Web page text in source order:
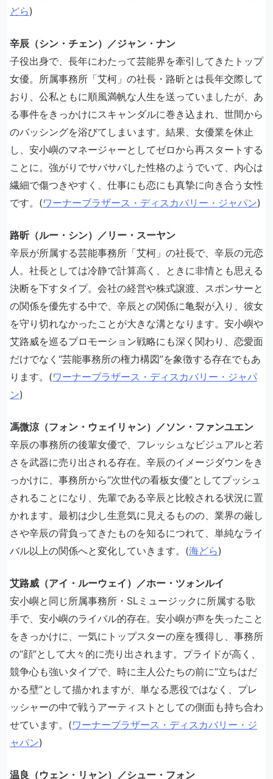
どら)
辛辰（シン・チェン）／ジャン・ナン
子役出身で、長年にわたって芸能界を牽引してきたトップ
女優。所属事務所「艾柯」の社長・路昕とは長年交際して
おり、公私ともに順風満帆な人生を送っていましたが、あ
る事件をきっかけにスキャンダルに巻き込まれ、世間から
のバッシングを浴びてしまいます。結果、女優業を休止
し、安小嶼のマネージャーとしてゼロから再スタートする
ことに。強がりでサバサバした性格のようでいて、内心は
繊細で傷つきやすく、仕事にも恋にも真摯に向き合う女性
です。(ワーナーブラザース・ディスカバリー・ジャパン)
路昕（ルー・シン）／リー・スーヤン
辛辰が所属する芸能事務所「艾柯」の社長で、辛辰の元恋
人。社長としては冷静で計算高く、ときに非情とも思える
決断を下すタイプ。会社の経営や株式譲渡、スポンサーと
の関係を優先する中で、辛辰との関係に亀裂が入り、彼女
を守り切れなかったことが大きな溝となります。安小嶼や
艾路威を巡るプロモーション戦略にも深く関わり、恋愛面
だけでなく“芸能事務所の権力構図”を象徴する存在でもあ
ります。(ワーナーブラザース・ディスカバリー・ジャパ
ン)
馮微涼（フォン・ウェイリャン）／ソン・ファンユエン
辛辰の事務所の後輩女優で、フレッシュなビジュアルと若
さを武器に売り出される存在。辛辰のイメージダウンをき
っかけに、事務所から“次世代の看板女優”としてプッシュ
されることになり、先輩である辛辰と比較される状況に置
かれます。最初は少し生意気に見えるものの、業界の厳し
さや辛辰の背負ってきたものを知るにつれて、単純なライ
バル以上の関係へと変化していきます。(海どら)
艾路威（アイ・ルーウェイ）／ホー・ツォンルイ
安小嶼と同じ所属事務所・SLミュージックに所属する歌
手で、安小嶼のライバル的存在。安小嶼が声を失ったこと
をきっかけに、一気にトップスターの座を獲得し、事務所
の“顔”として大々的に売り出されます。プライドが高く、
競争心も強いタイプで、時に主人公たちの前に“立ちはだ
かる壁”として描かれますが、単なる悪役ではなく、プレ
ッシャーの中で戦うアーティストとしての側面も持ち合わ
せています。(ワーナーブラザース・ディスカバリー・ジ
ャパン)
温良（ウェン・リャン）／シュー・フォン